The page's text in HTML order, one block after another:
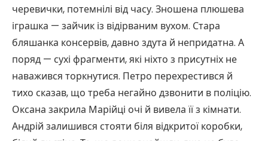
черевички, потемнілі від часу. Зношена плюшева
іграшка — зайчик із відірваним вухом. Стара
бляшанка консервів, давно здута й непридатна. А
поряд — сухі фрагменти, які ніхто з присутніх не
наважився торкнутися. Петро перехрестився й
тихо сказав, що треба негайно дзвонити в поліцію.
Оксана закрила Марійці очі й вивела її з кімнати.
Андрій залишився стояти біля відкритої коробки,